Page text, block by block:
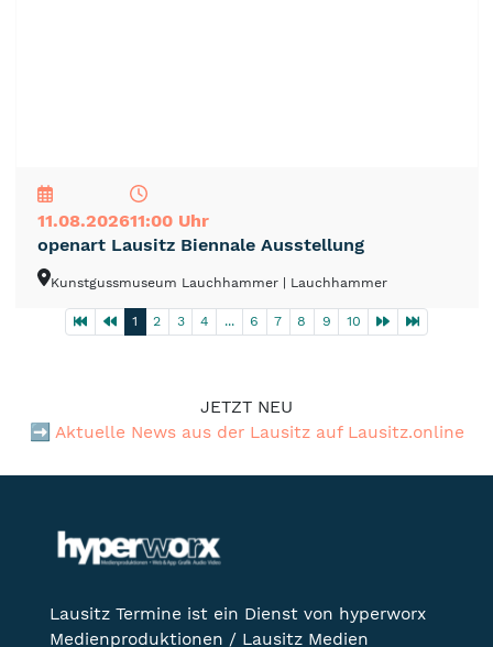
11.08.202611:00 Uhr
openart Lausitz Biennale Ausstellung
Kunstgussmuseum Lauchhammer | Lauchhammer
1 2 3 4 ... 6 7 8 9 10
JETZT NEU
➡️ Aktuelle News aus der Lausitz auf Lausitz.online
Lausitz Termine ist ein Dienst von hyperworx
Medienproduktionen / Lausitz Medien